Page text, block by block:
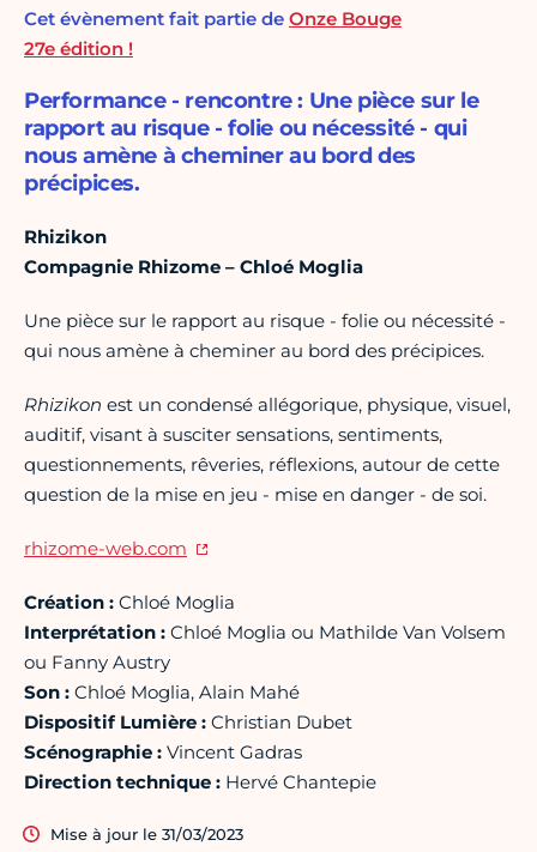
Cet évènement fait partie de Onze Bouge
27e édition !
Performance - rencontre : Une pièce sur le
rapport au risque - folie ou nécessité - qui
nous amène à cheminer au bord des
précipices.
Rhizikon
Compagnie Rhizome – Chloé Moglia
Une pièce sur le rapport au risque - folie ou nécessité -
qui nous amène à cheminer au bord des précipices.
Rhizikon est un condensé allégorique, physique, visuel,
auditif, visant à susciter sensations, sentiments,
questionnements, rêveries, réflexions, autour de cette
question de la mise en jeu - mise en danger - de soi.
rhizome-web.com
Création : Chloé Moglia
Interprétation : Chloé Moglia ou Mathilde Van Volsem
ou Fanny Austry
Son : Chloé Moglia, Alain Mahé
Dispositif Lumière : Christian Dubet
Scénographie : Vincent Gadras
Direction technique : Hervé Chantepie
Mise à jour le 31/03/2023